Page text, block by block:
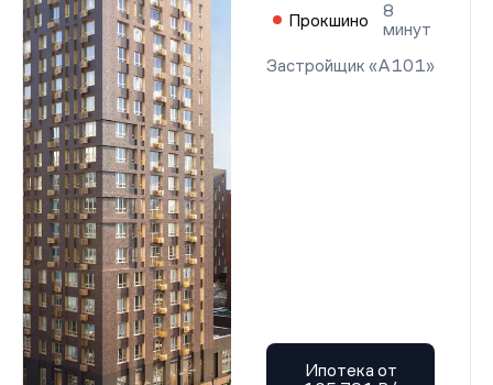
Прокшино
8
минут
Застройщик «А101»
Ипотека от